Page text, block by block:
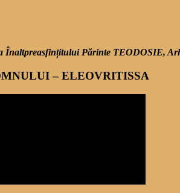
Înaltpreasfințitului Părinte TEODOSIE,
– ELEOVRITISSA